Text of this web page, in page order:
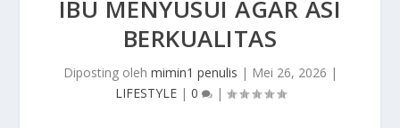
IBU MENYUSUI AGAR ASI
BERKUALITAS
Diposting oleh mimin1 penulis | Mei 26, 2026 |
LIFESTYLE| 0 |